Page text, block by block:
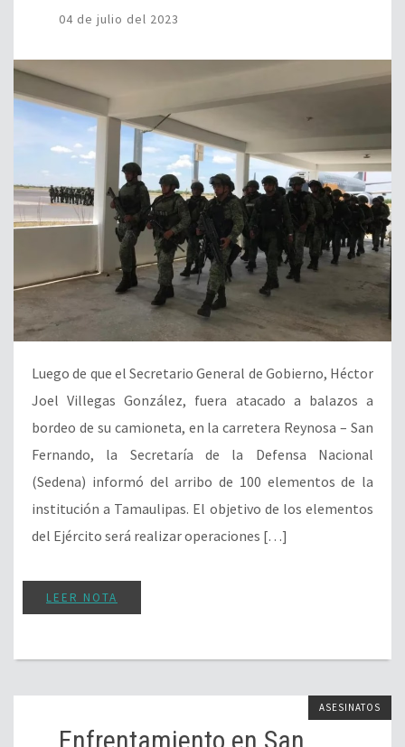
04 de julio del 2023
Luego de que el Secretario General de Gobierno, Héctor
Joel Villegas González, fuera atacado a balazos a
bordeo de su camioneta, en la carretera Reynosa – San
Fernando, la Secretaría de la Defensa Nacional
(Sedena) informó del arribo de 100 elementos de la
institución a Tamaulipas. El objetivo de los elementos
del Ejército será realizar operaciones […]
LEER NOTA
ASESINATOS
Enfrentamiento en San